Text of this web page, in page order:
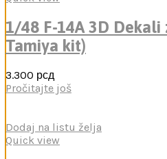
1/48 F-14A 3D
Tamiya kit)
3.300 рсд
Pročitajte još
Dodaj na listu želja
Quick view